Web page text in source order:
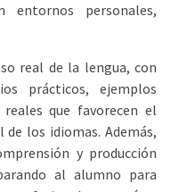
entornos personales,
real de la lengua, con
prácticos, ejemplos
que favorecen el
los idiomas. Además,
y producción
al alumno para